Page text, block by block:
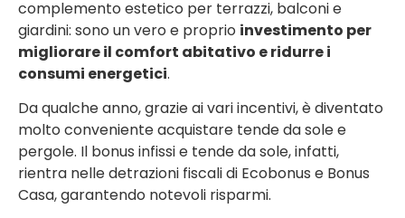
complemento estetico per terrazzi, balconi e
giardini: sono un vero e proprio investimento per
migliorare il comfort abitativo e ridurre i
consumi energetici.
Da qualche anno, grazie ai vari incentivi, è diventato
molto conveniente acquistare tende da sole e
pergole. Il bonus infissi e tende da sole, infatti,
rientra nelle detrazioni fiscali di Ecobonus e Bonus
Casa, garantendo notevoli risparmi.